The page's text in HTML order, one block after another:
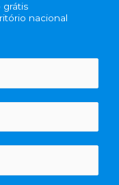
nacional